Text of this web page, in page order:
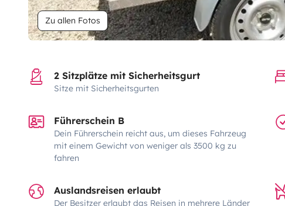
Zu allen Fotos
2 Sitzplätze mit Sicherheitsgurt
Sitze mit Sicherheitsgurten
Führerschein B
Dein Führerschein reicht aus, um dieses Fahrzeug
mit einem Gewicht von weniger als 3500 kg zu
fahren
Auslandsreisen erlaubt
Der Besitzer erlaubt das Reisen in mehrere Länder